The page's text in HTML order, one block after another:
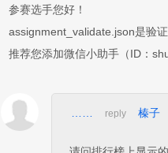
参赛选手您好！
assignment_validate.json是验
推荐您添加微信小助手（ID：
reply 榛子